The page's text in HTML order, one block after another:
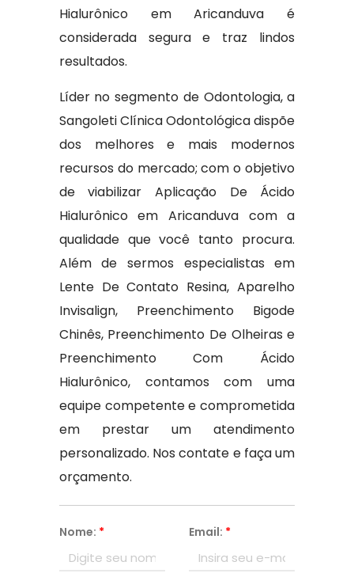
Hialurônico em Aricanduva é
considerada segura e traz lindos
resultados.
Líder no segmento de Odontologia, a
Sangoleti Clínica Odontológica dispõe
dos melhores e mais modernos
recursos do mercado; com o objetivo
de viabilizar Aplicação De Ácido
Hialurônico em Aricanduva com a
qualidade que você tanto procura.
Além de sermos especialistas em
Lente De Contato Resina, Aparelho
Invisalign, Preenchimento Bigode
Chinês, Preenchimento De Olheiras e
Preenchimento Com Ácido
Hialurônico, contamos com uma
equipe competente e comprometida
em prestar um atendimento
personalizado. Nos contate e faça um
orçamento.
Nome: * Email: *